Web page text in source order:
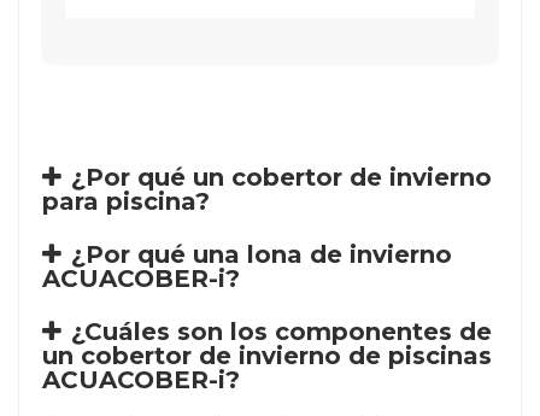
¿Por qué un cobertor de invierno
para piscina?
¿Por qué una lona de invierno
ACUACOBER-i?
¿Cuáles son los componentes de
un cobertor de invierno de piscinas
ACUACOBER-i?